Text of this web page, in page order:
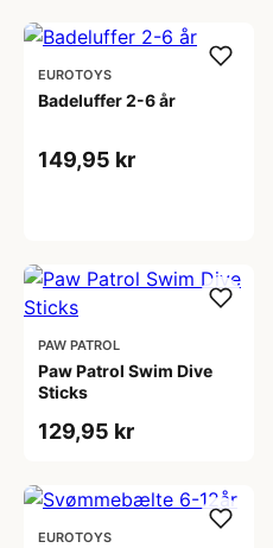
EUROTOYS
Badeluffer 2-6 år
149,95 kr
PAW PATROL
Paw Patrol Swim Dive
Sticks
129,95 kr
EUROTOYS